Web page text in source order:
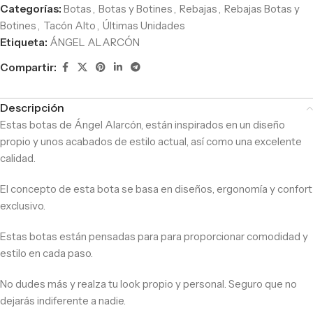
Categorías: Botas, Botas y Botines, Rebajas, Rebajas Botas y
Botines, Tacón Alto, Últimas Unidades
Etiqueta: ÁNGEL ALARCÓN
Compartir:
Descripción
Estas botas de Ángel Alarcón, están inspirados en un diseño
propio y unos acabados de estilo actual, así como una excelente
calidad.
El concepto de esta bota se basa en diseños, ergonomía y confort
exclusivo.
Estas botas están pensadas para para proporcionar comodidad y
estilo en cada paso.
No dudes más y realza tu look propio y personal. Seguro que no
dejarás indiferente a nadie.